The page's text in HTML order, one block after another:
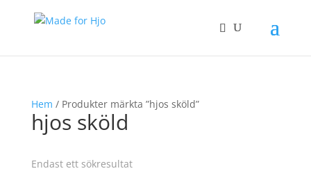
Hem / Produkter märkta ”hjos sköld”
hjos sköld
Endast ett sökresultat